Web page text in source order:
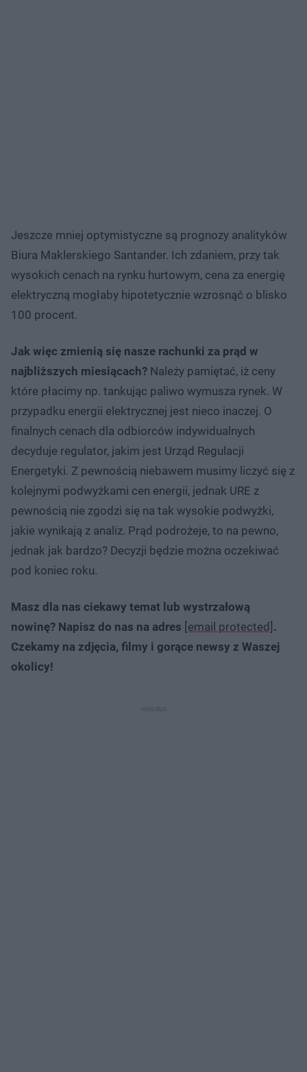
Jeszcze mniej optymistyczne są prognozy analityków
Biura Maklerskiego Santander. Ich zdaniem, przy tak
wysokich cenach na rynku hurtowym, cena za energię
elektryczną mogłaby hipotetycznie wzrosnąć o blisko
100 procent.
Jak więc zmienią się nasze rachunki za prąd w
najbliższych miesiącach? Należy pamiętać, iż ceny
które płacimy np. tankując paliwo wymusza rynek. W
przypadku energii elektrycznej jest nieco inaczej. O
finalnych cenach dla odbiorców indywidualnych
decyduje regulator, jakim jest Urząd Regulacji
Energetyki. Z pewnością niebawem musimy liczyć się z
kolejnymi podwyżkami cen energii, jednak URE z
pewnością nie zgodzi się na tak wysokie podwyżki,
jakie wynikają z analiz. Prąd podrożeje, to na pewno,
jednak jak bardzo? Decyzji będzie można oczekiwać
pod koniec roku.
Masz dla nas ciekawy temat lub wystrzałową
nowinę? Napisz do nas na adres [email protected] .
Czekamy na zdjęcia, filmy i gorące newsy z Waszej
okolicy!